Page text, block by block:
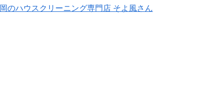
のハウスクリーニング専門店 そよ風さん